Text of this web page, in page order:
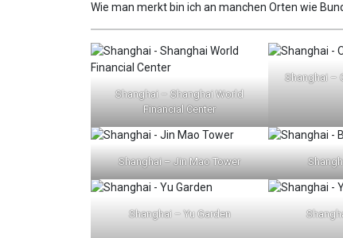
Wie man merkt bin ich an manchen Orten wie
Shanghai – Shanghai World
Financial Center
Shanghai –
Shanghai – Jin Mao Tower
Shanghai – Yu Garden